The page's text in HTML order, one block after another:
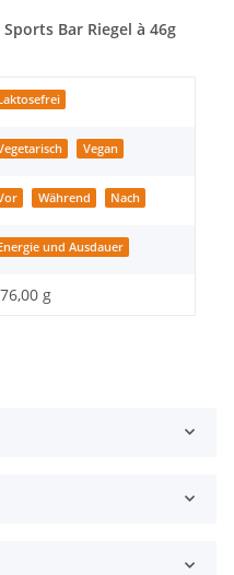
Bar Riegel à 46g
Vegan
Während Nach
und Ausdauer
g